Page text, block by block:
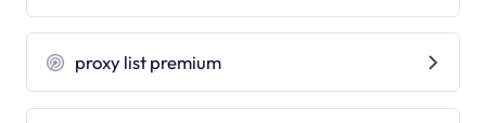
proxy list premium